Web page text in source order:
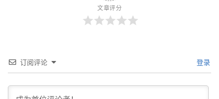
文章评分
订阅评论 登录